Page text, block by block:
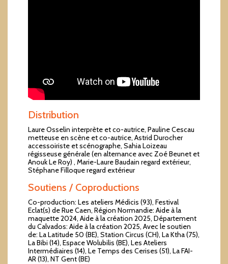
Distribution
Laure Osselin interprète et co-autrice, Pauline Cescau
metteuse en scène et co-autrice, Astrid Durocher
accessoiriste et scénographe, Sahia Loizeau
régisseuse générale (en alternance avec Zoé Beunet et
Anouk Le Roy) , Marie-Laure Baudain regard extérieur,
Stéphane Filloque regard extérieur
Soutiens / Coproductions
Co-production: Les ateliers Médicis (93), Festival
Eclat(s) de Rue Caen, Région Normandie: Aide à la
maquette 2024, Aide à la création 2025, Département
du Calvados: Aide à la création 2025, Avec le soutien
de: La Latitude 50 (BE), Station Circus (CH), La Ktha (75),
La Bibi (14), Espace Wolubilis (BE), Les Ateliers
Intermédiaires (14), Le Temps des Cerises (51), La FAI-
AR (13), NT Gent (BE)